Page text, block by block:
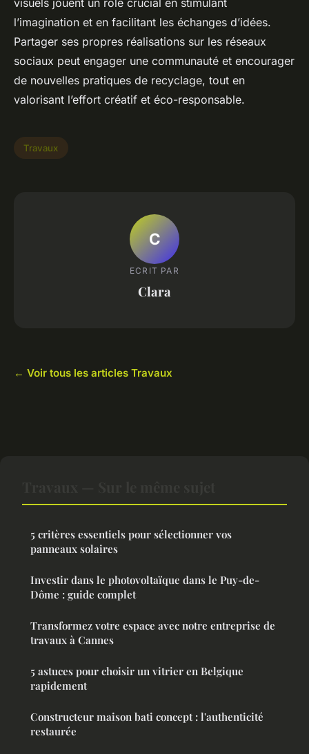
visuels jouent un rôle crucial en stimulant
l’imagination et en facilitant les échanges d’idées.
Partager ses propres réalisations sur les réseaux
sociaux peut engager une communauté et encourager
de nouvelles pratiques de recyclage, tout en
valorisant l’effort créatif et éco-responsable.
Travaux
C
ECRIT PAR
Clara
← Voir tous les articles Travaux
5 critères essentiels pour sélectionner vos
panneaux solaires
Investir dans le photovoltaïque dans le Puy-de-
Dôme : guide complet
Transformez votre espace avec notre entreprise de
travaux à Cannes
5 astuces pour choisir un vitrier en Belgique
rapidement
Constructeur maison bati concept : l'authenticité
restaurée